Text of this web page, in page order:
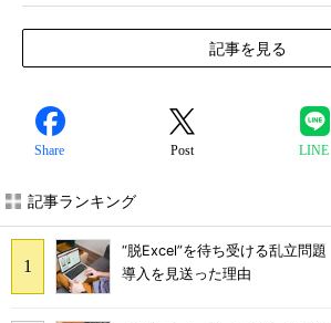
記事を見る
Share Post LINE
記事ランキング
“脱Excel”を待ち受ける乱立問
導入を見送った理由